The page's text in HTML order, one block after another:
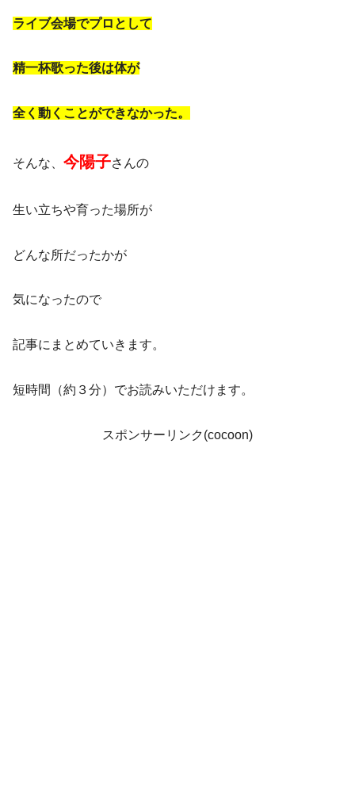
ライブ会場でプロとして
精一杯歌った後は体が
全く動くことができなかった。
そんな、 今陽子さんの
生い立ちや育った場所が
どんな所だったかが
気になったので
記事にまとめていきます。
短時間（約３分）でお読みいただけます。
スポンサーリンク(cocoon)